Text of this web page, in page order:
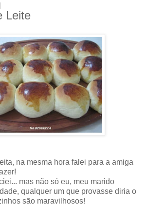
Leite
na mesma hora falei para a amiga
mas não só eu, meu marido
qualquer um que provasse diria o
são maravilhosos!